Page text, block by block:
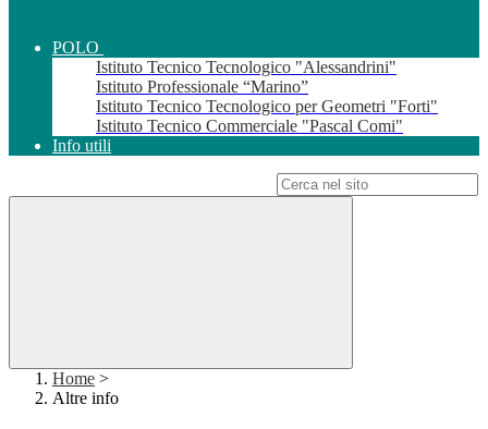
POLO
Istituto Tecnico Tecnologico "Alessandrini"
Istituto Professionale “Marino”
Istituto Tecnico Tecnologico per Geometri "Forti"
Istituto Tecnico Commerciale "Pascal Comi"
Info utili
Home >
Altre info